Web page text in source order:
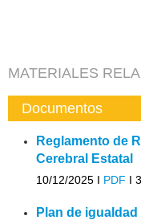
MATERIALES
Documentos
Reglamento de
Cerebral Estatal
10/12/2025 I PDF I
Plan de igualdad